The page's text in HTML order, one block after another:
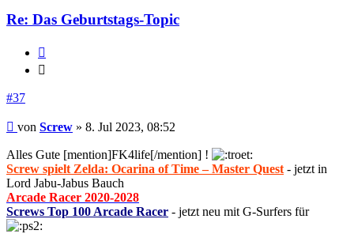
Re: Das Geburtstags-Topic
#37
Beitrag
von Screw » 8. Jul 2023, 08:52
Alles Gute [mention]FK4life[/mention] !
Screw spielt Zelda: Ocarina of Time – Master Quest - jetzt in
Lord Jabu-Jabus Bauch
Arcade Racer 2020-2028
Screws Top 100 Arcade Racer - jetzt neu mit G-Surfers für